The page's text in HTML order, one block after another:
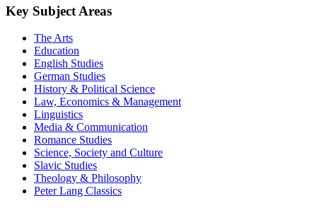
Key Subject Areas
The Arts
Education
English Studies
German Studies
History & Political Science
Law, Economics & Management
Linguistics
Media & Communication
Romance Studies
Science, Society and Culture
Slavic Studies
Theology & Philosophy
Peter Lang Classics